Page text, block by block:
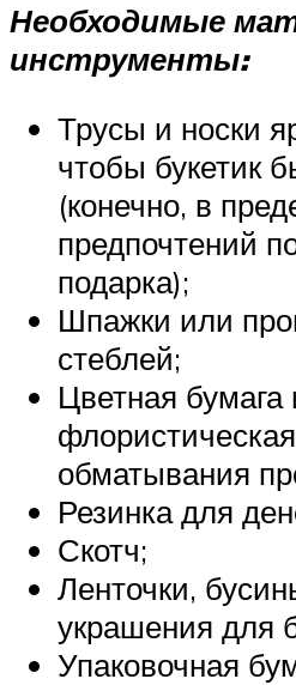
Необходимые
инструменты:
Трусы и носки
чтобы букетик
(конечно, в
предпочтений
подарка);
Шпажки или
стеблей;
Цветная бумага
обматывания
Резинка для
Скотч;
Ленточки,
украшения для
Упаковочная